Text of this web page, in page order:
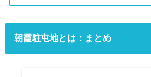
朝霞駐屯地とは：まとめ